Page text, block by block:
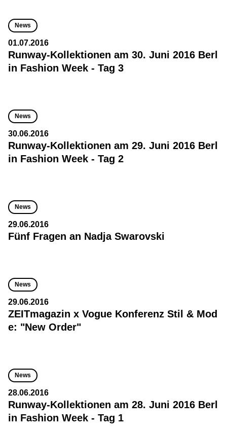
News
01.07.2016
Runway-Kollektionen am 30. Juni 2016 Berl
in Fashion Week - Tag 3
News
30.06.2016
Runway-Kollektionen am 29. Juni 2016 Berl
in Fashion Week - Tag 2
News
29.06.2016
Fünf Fragen an Nadja Swarovski
News
29.06.2016
ZEITmagazin x Vogue Konferenz Stil & Mod
e: "New Order"
News
28.06.2016
Runway-Kollektionen am 28. Juni 2016 Berl
in Fashion Week - Tag 1